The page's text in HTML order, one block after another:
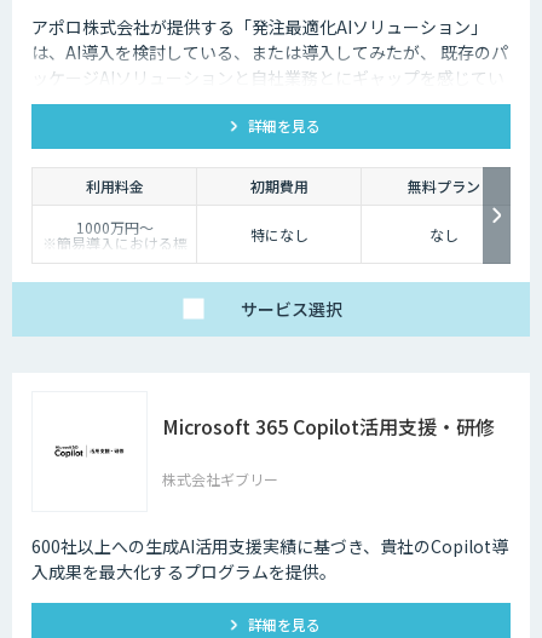
アポロ株式会社が提供する「発注最適化AIソリューション」
は、AI導入を検討している、または導入してみたが、 既存のパ
ッケージAIソリューションと自社業務とにギャップを感じてい
る企業様向けのソリューションです。 弊社AIソリューション
は、貴社業務にフィットするカスタマイズをし、AI導入効果を
最大化します。
詳細を見る
利用料金 初期費用
無料プラン
1000万円～
※簡易導入における標
準開発期間は4ヵ月
特になし なし
サービス選択
Microsoft 365 Copilot活用支援・研修
株式会社ギブリー
600社以上への生成AI活用支援実績に基づき、貴社のCopilot導
入成果を最大化するプログラムを提供。
詳細を見る